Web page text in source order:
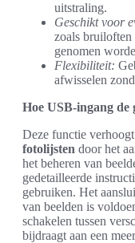
uitstraling.
Geschikt voor
zoals bruiloften
genomen
Flexibiliteit:
afwisselen
Hoe USB-ingang
Deze functie
fotolijsten door het
het beheren van
gedetailleerde
gebruiken. Het
van beelden is
schakelen tussen
bijdraagt aan een